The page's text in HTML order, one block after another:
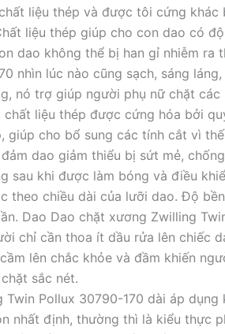
liệu thép và được tôi cứng
liệu thép giúp cho con dao có
dao không thể bị han gỉ nhiễm ra
nhìn lúc nào cũng sạch, sáng
nó trợ giúp người phụ nữ chặt các
chất liệu thép được cứng hóa bởi
giúp cho bổ sung các tính cắt vì
dao giảm thiểu bị sứt mẻ,
sau khi được làm bóng và điều
theo chiều dài của lưỡi dao. Độ
Dao Dao chặt xương Zwilling
chỉ cần thoa ít dầu rửa lên chiếc
lên chắc khỏe và đầm khiến
sắc nét.
Pollux 30790-170 dài áp
nhất định, thường thì là kiểu thực